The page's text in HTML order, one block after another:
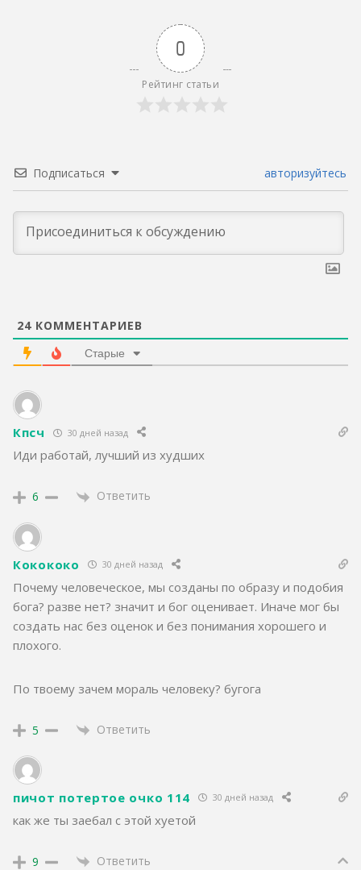
0
Рейтинг статьи
Подписаться авторизуйтесь
24 КОММЕНТАРИЕВ
Старые
Кпсч 30 дней назад
Иди работай, лучший из худших
6 Ответить
Кокококо 30 дней назад
Почему человеческое, мы созданы по образу и подобия
бога? разве нет? значит и бог оценивает. Иначе мог бы
создать нас без оценок и без понимания хорошего и
плохого.
По твоему зачем мораль человеку? бугога
5 Ответить
пичот потертое очко 114 30 дней назад
как же ты заебал с этой хуетой
9 Ответить